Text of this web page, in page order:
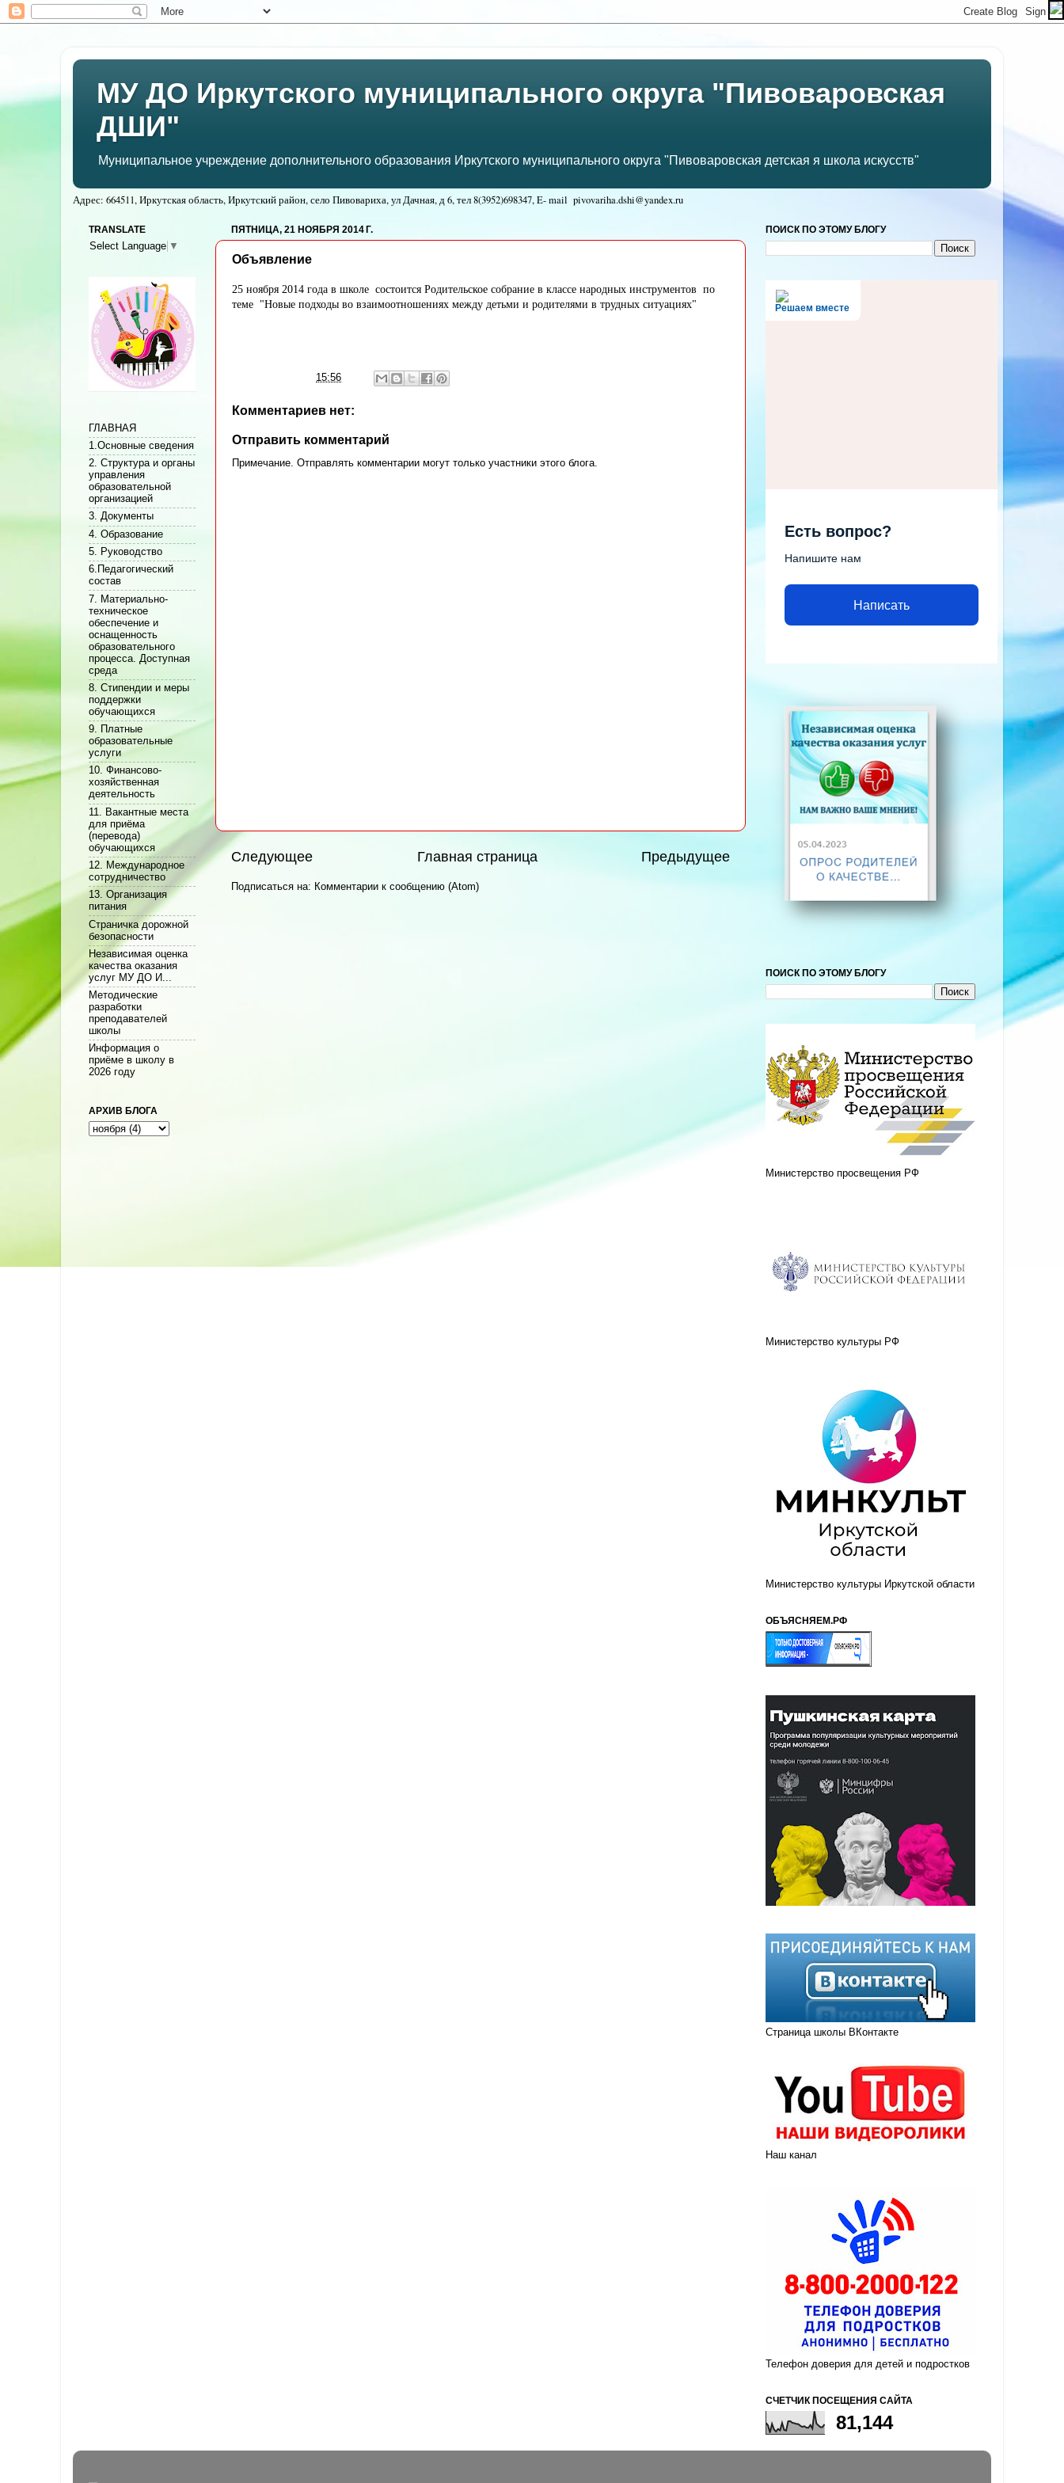
МУ ДО Иркутского муниципального округа "Пивоваровская
ДШИ"
Муниципальное учреждение дополнительного образования Иркутского муниципального округа "Пивоваровская детская я школа искусств"
Адрес: 664511, Иркутская область, Иркутский район, село Пивовариха, ул Дачная, д 6, тел8(3952)698347, E- mail pivovariha.dshi@yandex.ru
ПЯТНИЦА, 21 НОЯБРЯ 2014 Г.
Объявление
25 ноября 2014 года в школе состоится Родительское собрание в классе народных инструментов по
теме "Новые подходы во взаимоотношениях между детьми и родителями в трудных ситуациях"
15:56
Комментариев нет:
Отправить комментарий
Примечание. Отправлять комментарии могут только участники этого блога.
Следующее Предыдущее
Главная страница
Подписаться на: Комментарии к сообщению (Atom)
TRANSLATE
Select Language ▼
ГЛАВНАЯ
1.Основные сведения
2. Структура и органы
управления
образовательной
организацией
3. Документы
4. Образование
5. Руководство
6.Педагогический
состав
7. Материально-
техническое
обеспечение и
оснащенность
образовательного
процесса. Доступная
среда
8. Стипендии и меры
поддержки
обучающихся
9. Платные
образовательные
услуги
10. Финансово-
хозяйственная
деятельность
11. Вакантные места
для приёма
(перевода)
обучающихся
12. Международное
сотрудничество
13. Организация
питания
Cтраничка дорожной
безопасности
Независимая оценка
качества оказания
услуг МУ ДО И...
Методические
разработки
преподавателей
школы
Информация о
приёме в школу в
2026 году
АРХИВ БЛОГА
ПОИСК ПО ЭТОМУ БЛОГУ
Решаем вместе
Есть вопрос?
Напишите нам
Написать
ПОИСК ПО ЭТОМУ БЛОГУ
Министерство просвещения РФ
Министерство культуры РФ
Министерство культуры Иркутской области
ОБЪЯСНЯЕМ.РФ
Страница школы ВКонтакте
Наш канал
Телефон доверия для детей и подростков
СЧЕТЧИК ПОСЕЩЕНИЯ САЙТА
81,144